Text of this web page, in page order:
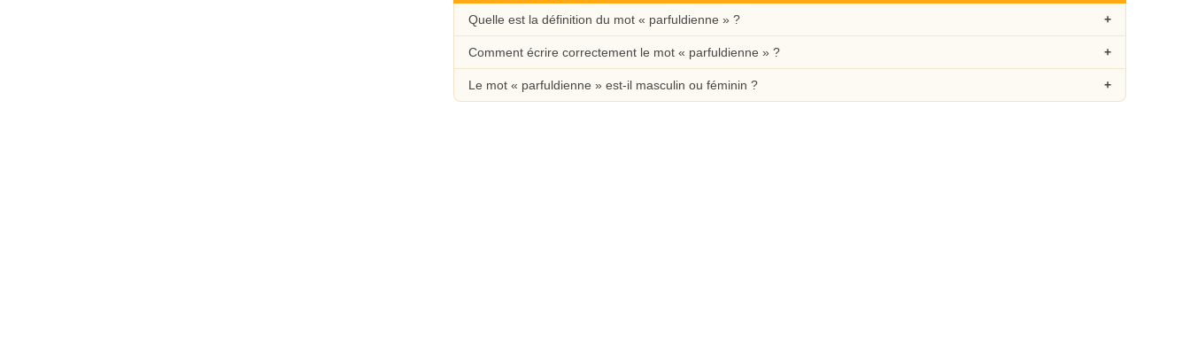
Quelle est la définition du mot « parfuldienne » ?
Comment écrire correctement le mot « parfuldienne » ?
Le mot « parfuldienne » est-il masculin ou féminin ?